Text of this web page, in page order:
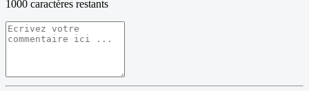
1000 caractères restants